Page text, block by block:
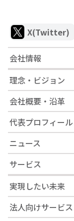
X(Twitter)
会社情報
理念・ビジョン
会社概要・沿革
代表プロフィール
ニュース
サービス
実現したい未来
法人向けサービス